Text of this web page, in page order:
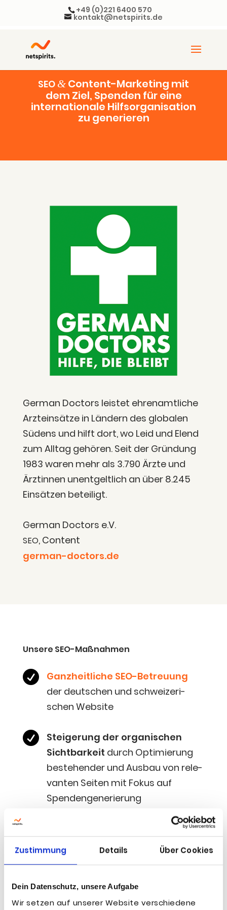
Zustimmung Details Über Cookies
Dein Datenschutz, unsere Aufgabe
Wir setzen auf unserer Website verschiedene
+49 (0)221 6400 570
kontakt@netspirits.de
SEO & Con­tent-Mar­ke­ting mit
dem Ziel, Spen­den für eine
inter­na­tio­na­le Hilfs­or­ga­ni­sa­ti­on
zu generieren
Ger­man Doc­tors leis­tet ehren­amt­liche
Arzt­einsätze in Län­dern des glo­ba­len
Südens und hilft dort, wo Leid und Elend
zum All­tag gehö­ren. Seit der Grün­dung
1983 waren mehr als 3.790 Ärz­te und
Ärz­tin­nen unent­gelt­lich an über 8.245
Ein­sät­zen beteiligt.
Ger­man Doc­tors e.V.
SEO, Con­tent
german-doctors.de
Unse­re SEO-Maßnahmen

Ganz­heit­li­che SEO-Betreu­ung
der deut­schen und schwei­ze­ri­
schen Website

Stei­ge­rung der orga­ni­schen
Sicht­bar­keit durch Opti­mie­rung
bestehen­der und Aus­bau von rele­
van­ten Sei­ten mit Fokus auf
Spendengenerierung

Redak­tio­nel­le Con­tent-Erstel­
Bera­tung zum Sei­ten­
auf­bau aus Usability-